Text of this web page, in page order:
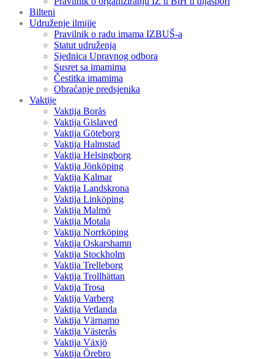
Bilteni
Udruženje ilmijje
Pravilnik o radu imama IZBUŠ-a
Statut udruženja
Sjednica Upravnog odbora
Susret sa imamima
Čestitka imamima
Obraćanje predsjenika
Vaktije
Vaktija Borås
Vaktija Gislaved
Vaktija Göteborg
Vaktija Halmstad
Vaktija Helsingborg
Vaktija Jönköping
Vaktija Kalmar
Vaktija Landskrona
Vaktija Linköping
Vaktija Malmö
Vaktija Motala
Vaktija Norrköping
Vaktija Oskarshamn
Vaktija Stockholm
Vaktija Trelleborg
Vaktija Trollhättan
Vaktija Trosa
Vaktija Varberg
Vaktija Vetlanda
Vaktija Värnamo
Vaktija Västerås
Vaktija Växjö
Vaktija Örebro